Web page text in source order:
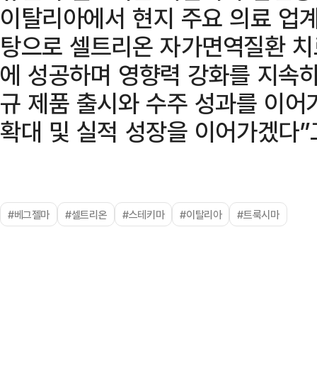
이탈리아에서 현지 주요 의료 업
탕으로 셀트리온 자가면역질환
에 성공하며 영향력 강화를 지속
규 제품 출시와 수주 성과를 이
확대 및 실적 성장을 이어가겠다
#베그젤마 #셀트리온 #스테키마 #이탈리아 #트룩시마